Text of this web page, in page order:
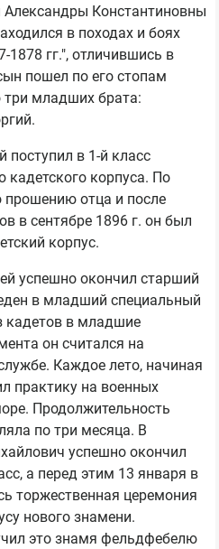
Константиновны
в походах и боях
1878 гг.", отличившись в
пошел по его стопам
три младших брата:
поступил в 1-й класс
кадетского корпуса. По
прошению отца и после
в сентябре 1896 г. он был
корпус.
успешно окончил старший
в младший специальный
кадетов в младшие
он считался на
Каждое лето, начиная
практику на военных
Продолжительность
по три месяца. В
успешно окончил
а перед этим 13 января в
торжественная церемония
нового знамени.
это знамя фельдфебелю